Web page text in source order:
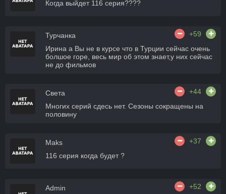
Когда выйдет 116 серия????
Турчанка
+59
Ирина а Вы не в курсе что в Турции сейчас очень
болшое горе, весь мир об этом знает,у них сейчас
не до фильмов
Света
+44
Многих серий сдесь нет. Сезоны сокращены на
половину
Maks
+37
116 серия когда будет ?
Admin
+52